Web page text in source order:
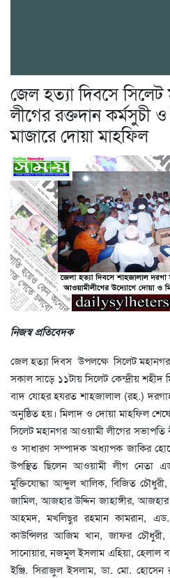
জেল হত্যা দিবসে
লীগের রক্তদান কর্মসুচী
মাজারে দোয়া মাহফিল
নিজস্ব প্রতিবেদক
জেল হত্যা দিবস উপলক্ষে সিলেট
সকাল সাড়ে ১১টায় সিলেট কেন্দ্রীয় শহীদ
বাদ যোহর হযরত শাহজালাল (রহ.)
অনুষ্ঠিত হয়। মিলাদ ও দোয়া মাহফিল
সিলেট মহানগর আওয়ামী লীগের সভাপতি
ও সাধারণ সম্পাদক অধ্যাপক জাকির
উপস্থিত ছিলেন আওয়ামী লীগ
মুক্তিযোদ্ধা আব্দুল খালিক, বিজিত
জামিল, আজহার উদ্দিন জাহাঙ্গীর,
আহমদ, মখলিছুর রহমান কামরান,
কাউন্সিলর আজিম খান, জাফর
সানোয়ার, নজমুল ইসলাম এহিয়া, হেলাল
ইঞ্জি. সিরাজুল ইসলাম, ডা. মো. হোসেন